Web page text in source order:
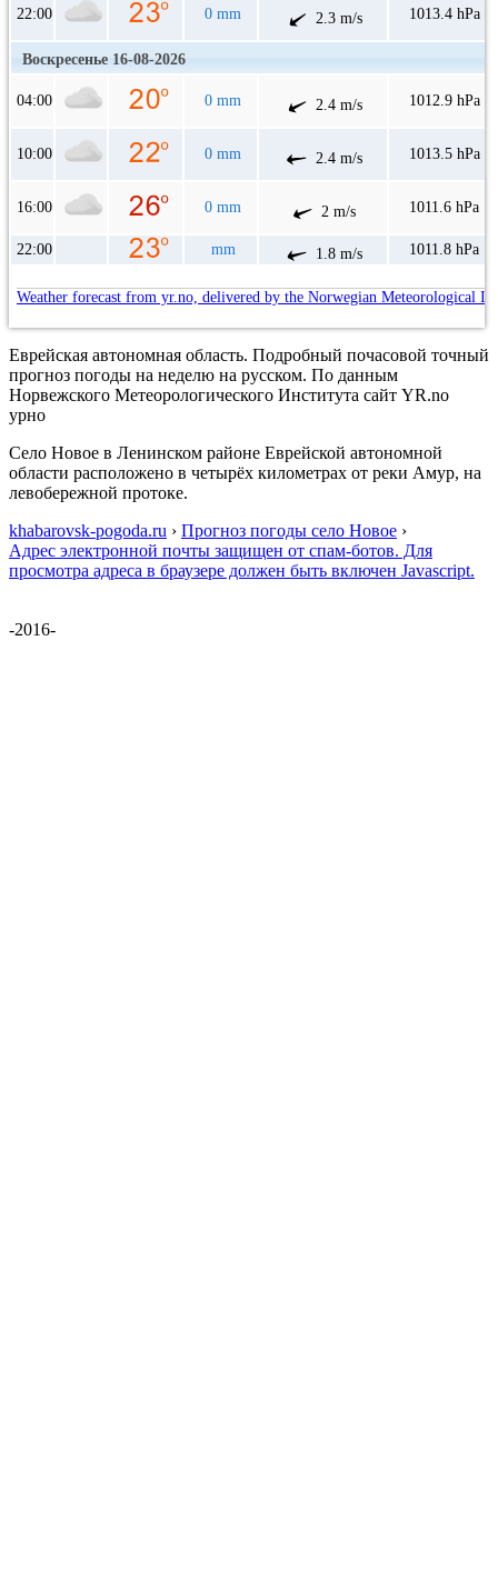
22:00 0 mm 2.3 m/s 1013.4 hPa
Воскресенье 16-08-2026
04:00 0 mm 2.4 m/s 1012.9 hPa
10:00 0 mm 2.4 m/s 1013.5 hPa
16:00 0 mm 2 m/s 1011.6 hPa
22:00 mm 1.8 m/s 1011.8 hPa
Weather forecast from yr.no, delivered by the Norwegian Meteorological
Еврейская автономная область. Подробный почасовой точный
прогноз погоды на неделю на русском. По данным
Норвежского Метеорологического Института сайт YR.no
урно
Село Новое в Ленинском районе Еврейской автономной
области расположено в четырёх километрах от реки Амур, на
левобережной протоке.
khabarovsk-pogoda.ru › Прогноз погоды село Новое ›
Адрес электронной почты защищен от спам-ботов. Для
просмотра адреса в браузере должен быть включен Javascript.
-2016-